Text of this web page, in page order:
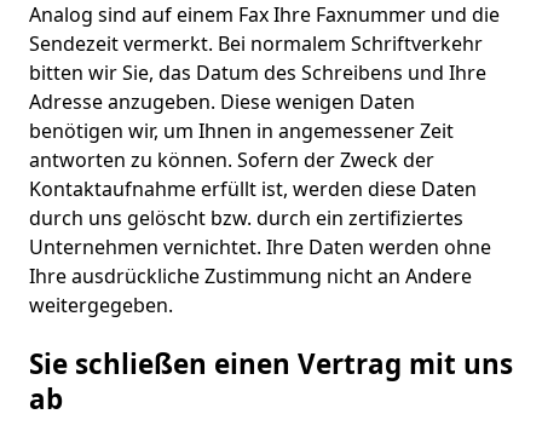
Analog sind auf einem Fax Ihre Faxnummer und die
Sendezeit vermerkt. Bei normalem Schriftverkehr
bitten wir Sie, das Datum des Schreibens und Ihre
Adresse anzugeben. Diese wenigen Daten
benötigen wir, um Ihnen in angemessener Zeit
antworten zu können. Sofern der Zweck der
Kontaktaufnahme erfüllt ist, werden diese Daten
durch uns gelöscht bzw. durch ein zertifiziertes
Unternehmen vernichtet. Ihre Daten werden ohne
Ihre ausdrückliche Zustimmung nicht an Andere
weitergegeben.
Sie schließen einen Vertrag mit uns
ab